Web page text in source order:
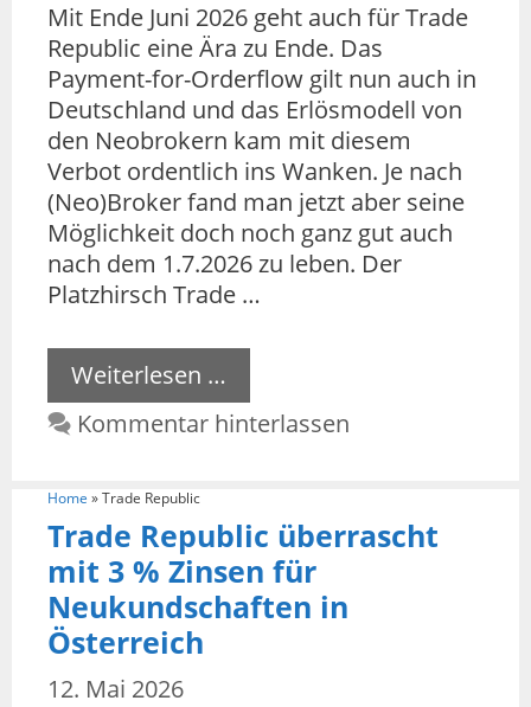
Mit Ende Juni 2026 geht auch für Trade
Republic eine Ära zu Ende. Das
Payment-for-Orderflow gilt nun auch in
Deutschland und das Erlösmodell von
den Neobrokern kam mit diesem
Verbot ordentlich ins Wanken. Je nach
(Neo)Broker fand man jetzt aber seine
Möglichkeit doch noch ganz gut auch
nach dem 1.7.2026 zu leben. Der
Platzhirsch Trade …
Weiterlesen …
Kommentar hinterlassen
Home »Trade Republic
Trade Republic überrascht
mit 3 % Zinsen für
Neukundschaften in
Österreich
12. Mai 2026